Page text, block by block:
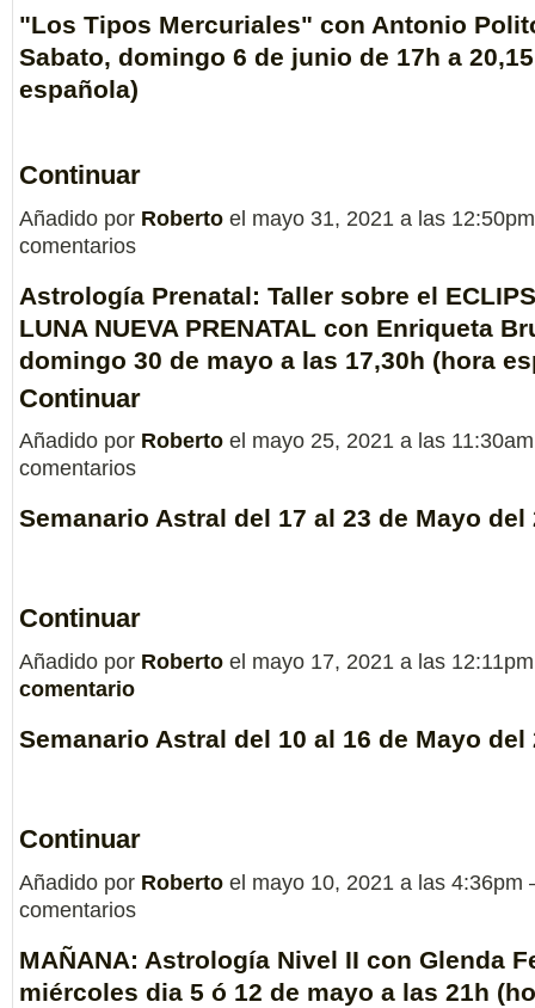
"Los Tipos Mercuriales" con Antonio
Sabato, domingo 6 de junio de 17h a
española)
Continuar
Añadido por Roberto el mayo 31, 2021 a las
comentarios
Astrología Prenatal: Taller sobre el
LUNA NUEVA PRENATAL con Enriqueta
domingo 30 de mayo a las 17,30h (hora
Continuar
Añadido por Roberto el mayo 25, 2021 a las
comentarios
Semanario Astral del 17 al 23 de Mayo del
Continuar
Añadido por Roberto el mayo 17, 2021 a las
comentario
Semanario Astral del 10 al 16 de Mayo del
Continuar
Añadido por Roberto el mayo 10, 2021 a las
comentarios
MAÑANA: Astrología Nivel II con Glenda
miércoles dia 5 ó 12 de mayo a las 21h